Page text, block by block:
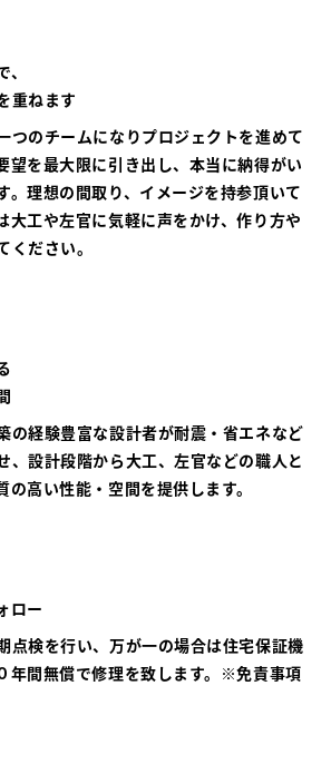
重ねます
つのチームになりプロジェクトを進めて
望を最大限に引き出し、本当に納得がい
。理想の間取り、イメージを持参頂いて
大工や左官に気軽に声をかけ、作り方や
ださい。
の経験豊富な設計者が耐震・省エネなど
、設計段階から大工、左官などの職人と
高い性能・空間を提供します。
ロー
点検を行い、万が一の場合は住宅保証機
年間無償で修理を致します。※免責事項